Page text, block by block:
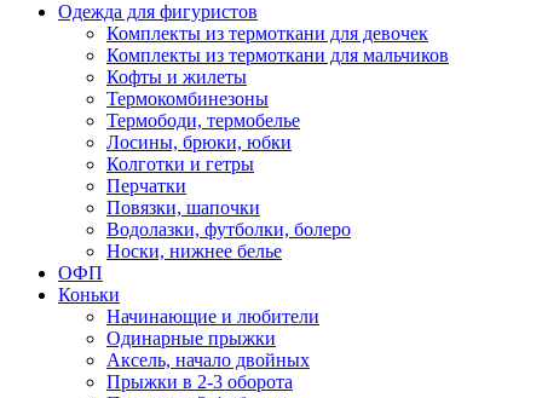
Одежда для фигуристов
Комплекты из термоткани для девочек
Комплекты из термоткани для мальчиков
Кофты и жилеты
Термокомбинезоны
Термободи, термобелье
Лосины, брюки, юбки
Колготки и гетры
Перчатки
Повязки, шапочки
Водолазки, футболки, болеро
Носки, нижнее белье
ОФП
Коньки
Начинающие и любители
Одинарные прыжки
Аксель, начало двойных
Прыжки в 2-3 оборота